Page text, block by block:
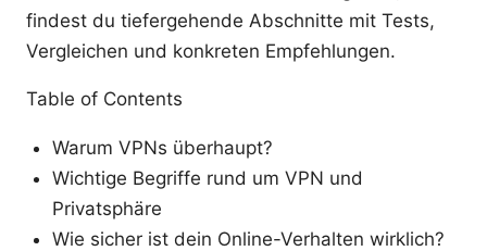
findest du tiefergehende Abschnitte mit Tests,
Vergleichen und konkreten Empfehlungen.
Table of Contents
Warum VPNs überhaupt?
Wichtige Begriffe rund um VPN und
Privatsphäre
Wie sicher ist dein Online-Verhalten wirklich?